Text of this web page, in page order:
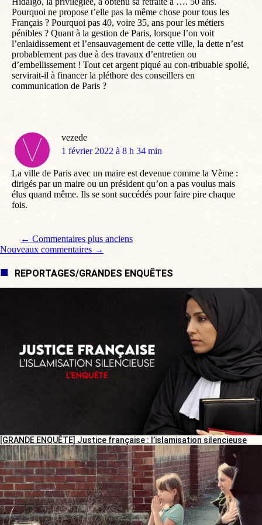
Pourquoi ne propose t’elle pas la même chose pour tous les
Français ? Pourquoi pas 40, voire 35, ans pour les métiers
pénibles ? Quant à la gestion de Paris, lorsque l’on voit
l’enlaidissement et l’ensauvagement de cette ville, la dette n’est
probablement pas due à des travaux d’entretien ou
d’embellissement ! Tout cet argent piqué au con-tribuable spolié,
servirait-il à financer la pléthore des conseillers en
communication de Paris ?
vezede
dit
1 février 2022 à 8 h 34 min
La ville de Paris avec un maire est devenue comme la Vème :
dirigés par un maire ou un président qu’on a pas voulus mais
élus quand même. Ils se sont succédés pour faire pire chaque
fois.
Navigation de commentaire
← Commentaires plus anciens
Nouveaux commentaires →
REPORTAGES/GRANDES ENQUÊTES
[GRANDE ENQUÊTE] Justice française : l’islamisation silencieuse